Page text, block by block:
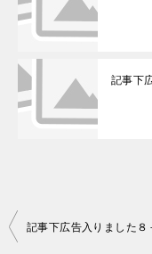
記事下
記事下広告入りました８